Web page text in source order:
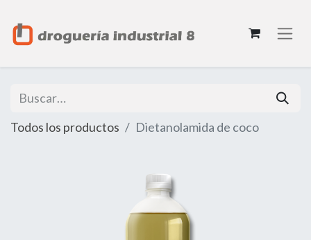
Todos los productos Dietanolamida de coco